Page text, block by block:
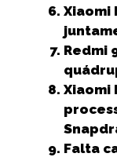
Xiaomi
Redmi
Xiaomi
Falta